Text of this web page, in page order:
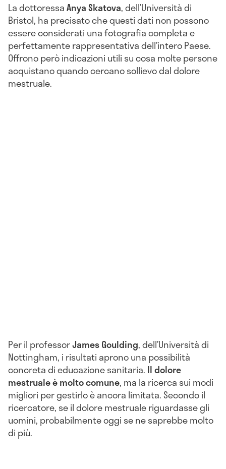
La dottoressaAnya Skatova, dell’Università di
Bristol, ha precisato che questi dati non possono
essere considerati una fotografia completa e
perfettamente rappresentativa dell’intero Paese.
Offrono però indicazioni utili su cosa molte persone
acquistano quando cercano sollievo dal dolore
mestruale.
Per il professorJames Goulding, dell’Università di
Nottingham, i risultati aprono una possibilità
concreta di educazione sanitaria. Il dolore
mestruale è molto comune, ma la ricerca sui modi
migliori per gestirlo è ancora limitata. Secondo il
ricercatore, se il dolore mestruale riguardasse gli
uomini, probabilmente oggi se ne saprebbe molto
di più.